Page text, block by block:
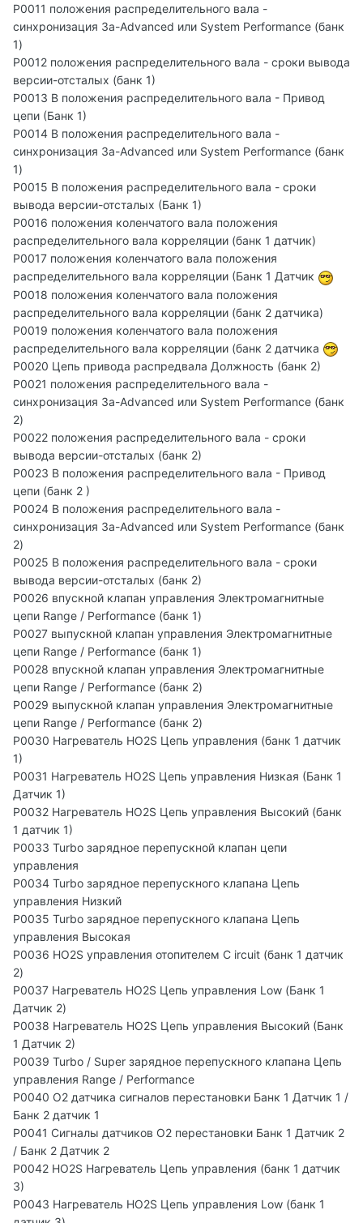
P0011 положения распределительного вала -
синхронизация За-Advanced или System Performance (банк
1)
P0012 положения распределительного вала - сроки вывода
версии-отсталых (банк 1)
P0013 B положения распределительного вала - Привод
цепи (Банк 1)
P0014 B положения распределительного вала -
синхронизация За-Advanced или System Performance (банк
1)
P0015 B положения распределительного вала - сроки
вывода версии-отсталых (Банк 1)
P0016 положения коленчатого вала положения
распределительного вала корреляции (банк 1 датчик)
P0017 положения коленчатого вала положения
распределительного вала корреляции (Банк 1 Датчик
P0018 положения коленчатого вала положения
распределительного вала корреляции (банк 2 датчика)
P0019 положения коленчатого вала положения
распределительного вала корреляции (банк 2 датчика
P0020 Цепь привода распредвала Должность (банк 2)
P0021 положения распределительного вала -
синхронизация За-Advanced или System Performance (банк
2)
P0022 положения распределительного вала - сроки
вывода версии-отсталых (банк 2)
P0023 B положения распределительного вала - Привод
цепи (банк 2 )
P0024 B положения распределительного вала -
синхронизация За-Advanced или System Performance (банк
2)
P0025 B положения распределительного вала - сроки
вывода версии-отсталых (банк 2)
P0026 впускной клапан управления Электромагнитные
цепи Range / Performance (банк 1)
P0027 выпускной клапан управления Электромагнитные
цепи Range / Performance (банк 1)
P0028 впускной клапан управления Электромагнитные
цепи Range / Performance (банк 2)
P0029 выпускной клапан управления Электромагнитные
цепи Range / Performance (банк 2)
P0030 Нагреватель HO2S Цепь управления (банк 1 датчик
1)
P0031 Нагреватель HO2S Цепь управления Низкая (Банк 1
Датчик 1)
P0032 Нагреватель HO2S Цепь управления Высокий (банк
1 датчик 1)
P0033 Turbo зарядное перепускной клапан цепи
управления
P0034 Turbo зарядное перепускного клапана Цепь
управления Низкий
P0035 Turbo зарядное перепускного клапана Цепь
управления Высокая
P0036 HO2S управления отопителем C ircuit (банк 1 датчик
2)
P0037 Нагреватель HO2S Цепь управления Low (Банк 1
Датчик 2)
P0038 Нагреватель HO2S Цепь управления Высокий (Банк
1 Датчик 2)
P0039 Turbo / Super зарядное перепускного клапана Цепь
управления Range / Performance
P0040 O2 датчика сигналов перестановки Банк 1 Датчик 1 /
Банк 2 датчик 1
P0041 Сигналы датчиков O2 перестановки Банк 1 Датчик 2
/ Банк 2 Датчик 2
P0042 HO2S Нагреватель Цепь управления (банк 1 датчик
3)
P0043 Нагреватель HO2S Цепь управления Low (банк 1